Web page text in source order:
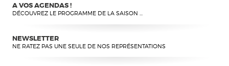
A VOS AGENDAS !
DÉCOUVREZ LE PROGRAMME DE LA SAISON ...
NEWSLETTER
NE RATEZ PAS UNE SEULE DE NOS REPRÉSENTATIONS